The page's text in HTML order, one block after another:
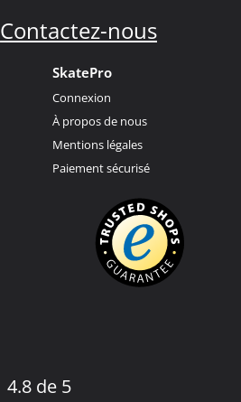
Contactez-nous
SkatePro
Connexion
À propos de nous
Mentions légales
Paiement sécurisé
4.8 de 5